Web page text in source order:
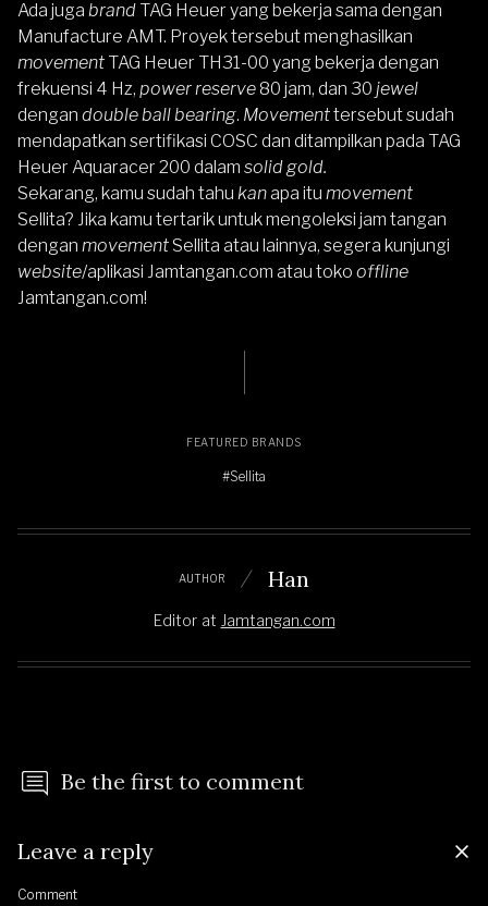
Ada juga brand TAG Heuer yang bekerja sama dengan
Manufacture AMT. Proyek tersebut menghasilkan
movement TAG Heuer TH31-00 yang bekerja dengan
frekuensi 4 Hz, power reserve80 jam, dan 30 jewel
dengan double ball bearing. Movementtersebut sudah
mendapatkan sertifikasi COSC dan ditampilkan pada TAG
Heuer Aquaracer 200 dalam solid gold.
Sekarang, kamu sudah tahu kanapa itu movement
Sellita? Jika kamu tertarik untuk mengoleksi jam tangan
dengan movement Sellita atau lainnya, segera kunjungi
website/aplikasi Jamtangan.com atau toko offline
Jamtangan.com!
FEATURED BRANDS
#Sellita
AUTHOR Han
Editor at Jamtangan.com
Be the first to comment
Leave a reply
Comment